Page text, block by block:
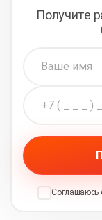
Получите
Соглашаюсь